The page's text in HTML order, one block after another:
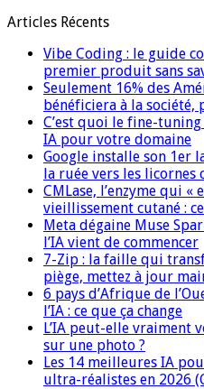
Articles Récents
Vibe Coding : le guide
premier produit sans
Seulement 16% des
bénéficiera à la société,
C’est quoi le fine-
IA pour votre domaine
Google installe son 1er
la ruée vers les licornes
CMLase, l’enzyme qui «
vieillissement cutané :
Meta dégaine Muse
l’IA vient de commencer
7-Zip : la faille qui
piège, mettez à jour
6 pays d’Afrique de
l’IA : ce que ça change
L’IA peut-elle vraiment
sur une photo ?
Les 14 meilleures IA
ultra-réalistes en 2026